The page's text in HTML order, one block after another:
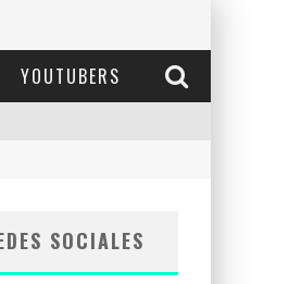
YOUTUBERS
SOCIALES